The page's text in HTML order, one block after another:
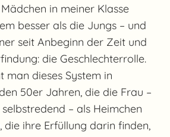
in meiner Klasse
besser als die Jungs – und
seit Anbeginn der Zeit und
die Geschlechterrolle.
man dieses System in
50er Jahren, die die Frau –
– als Heimchen
die ihre Erfüllung darin finden,